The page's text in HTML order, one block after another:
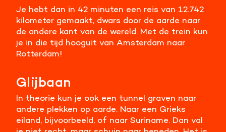
Je hebt dan in 42 minuten een reis van 12.742
kilometer gemaakt, dwars door de aarde naar
de andere kant van de wereld. Met de trein kun
je in die tijd hooguit van Amsterdam naar
Rotterdam!
Glijbaan
In theorie kun je ook een tunnel graven naar
andere plekken op aarde. Naar een Grieks
eiland, bijvoorbeeld, of naar Suriname. Dan val